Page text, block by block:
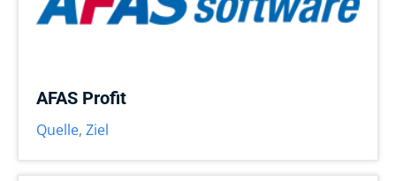
AFAS Profit
Quelle, Ziel